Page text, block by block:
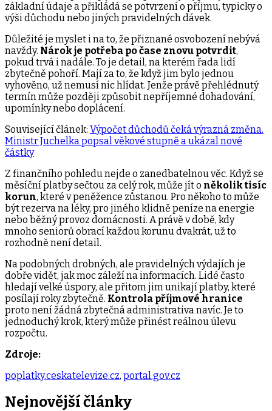
základní údaje a přikládá se potvrzení o příjmu, typicky o
výši důchodu nebo jiných pravidelných dávek.
Důležité je myslet i na to, že přiznané osvobození nebývá
navždy. Nárok je potřeba po čase znovu potvrdit,
pokud trvá i nadále. To je detail, na kterém řada lidí
zbytečně pohoří. Mají za to, že když jim bylo jednou
vyhověno, už nemusí nic hlídat. Jenže právě přehlédnutý
termín může později způsobit nepříjemné dohadování,
upomínky nebo doplácení.
Související článek: Výpočet důchodů čeká výrazná změna.
Ministr Juchelka popsal věkové stupně a ukázal nové
částky
Z finančního pohledu nejde o zanedbatelnou věc. Když se
měsíční platby sečtou za celý rok, může jít o několik tisíc
korun, které v peněžence zůstanou. Pro někoho to může
být rezerva na léky, pro jiného klidně peníze na energie
nebo běžný provoz domácnosti. A právě v době, kdy
mnoho seniorů obrací každou korunu dvakrát, už to
rozhodně není detail.
Na podobných drobných, ale pravidelných výdajích je
dobře vidět, jak moc záleží na informacích. Lidé často
hledají velké úspory, ale přitom jim unikají platby, které
posílají roky zbytečně. Kontrola příjmové hranice
proto není žádná zbytečná administrativa navíc. Je to
jednoduchý krok, který může přinést reálnou úlevu
rozpočtu.
Zdroje:
poplatky.ceskatelevize.cz, portal.gov.cz
Nejnovějšíčlánky